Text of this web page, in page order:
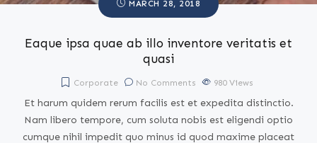
MARCH 28, 2018
Eaque ipsa quae ab illo inventore veritatis et
quasi
Corporate No Comments 980 Views
Et harum quidem rerum facilis est et expedita distinctio.
Nam libero tempore, cum soluta nobis est eligendi optio
cumque nihil impedit quo minus id quod maxime placeat